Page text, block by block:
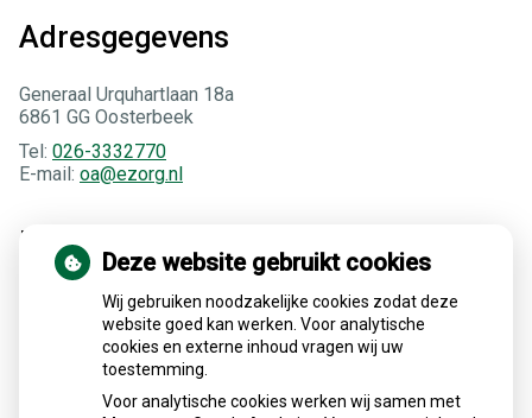
Medische encyclopedie
Alles over medicijnen
Betrouwbare informatie van de apotheker
Apotheek.nl
Adresgegevens
Generaal Urquhartlaan 18a
6861 GG Oosterbeek
Tel: 026-3332770
E-mail: oa@ezorg.nl
Deze website gebruikt cookies
Wij gebruiken noodzakelijke cookies zodat deze
website goed kan werken. Voor analytische
cookies en externe inhoud vragen wij uw
toestemming.
Voor analytische cookies werken wij samen met